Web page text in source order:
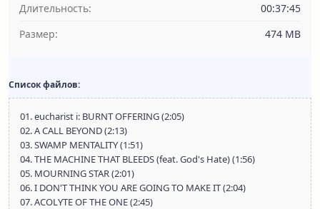
Длительность:
00:37:45
Размер:
474 MB
Список файлов:
01. eucharist i: BURNT OFFERING (2:05)
02. A CALL BEYOND (2:13)
03. SWAMP MENTALITY (1:51)
04. THE MACHINE THAT BLEEDS (feat. God's Hate) (1:56)
05. MOURNING STAR (2:01)
06. I DON'T THINK YOU ARE GOING TO MAKE IT (2:04)
07. ACOLYTE OF THE ONE (2:45)